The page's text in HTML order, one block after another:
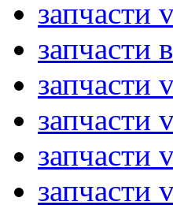
запчасти
запчасти
запчасти
запчасти
запчасти
запчасти